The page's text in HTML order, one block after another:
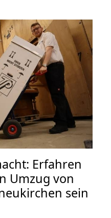
Erfahren
Umzug von
sein